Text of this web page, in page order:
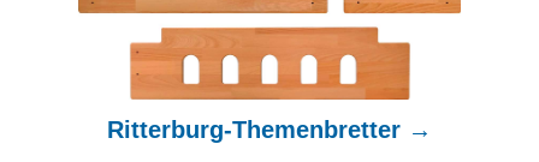
Ritterburg-Themenbretter →